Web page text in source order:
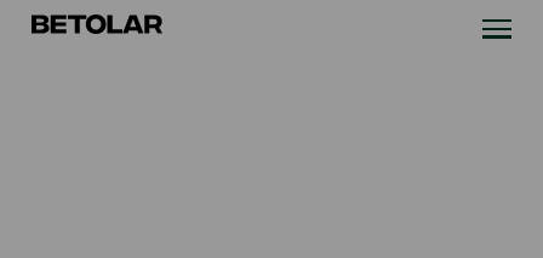
Siirry sisältöön
Betolar